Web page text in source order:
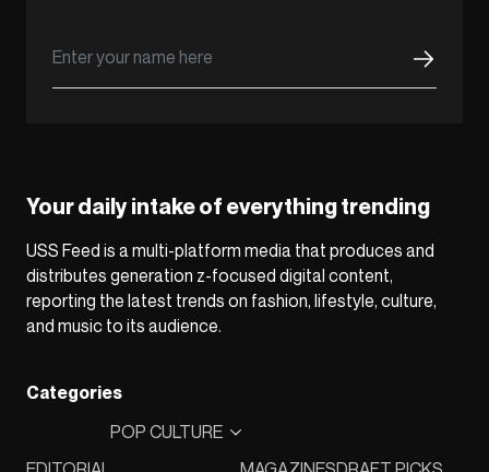
Your daily intake of everything trending
USS Feed is a multi-platform media that produces and
distributes generation z-focused digital content,
reporting the latest trends on fashion, lifestyle, culture,
and music to its audience.
Categories
POP CULTURE